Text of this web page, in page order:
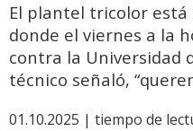
El plantel tricolor
donde el viernes a la
contra la Universidad
técnico señaló,
01.10.2025 | tiempo de